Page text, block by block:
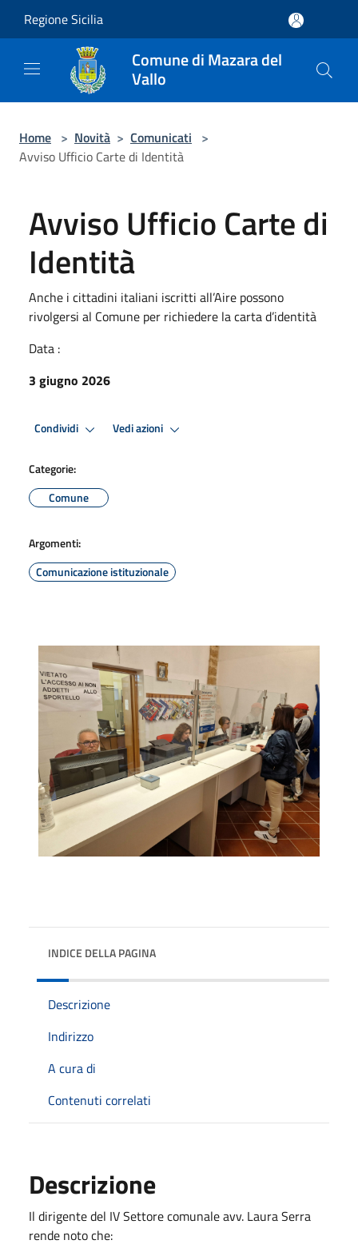
Regione Sicilia
Comune di Mazara del
Vallo
Home > Novità > Comunicati >
Avviso Ufficio Carte di Identità
Avviso Ufficio Carte di
Identità
Anche i cittadini italiani iscritti all’Aire possono
rivolgersi al Comune per richiedere la carta d’identità
Data :
3 giugno 2026
Condividi Vedi azioni
Categorie:
Comune
Argomenti:
Comunicazione istituzionale
INDICE DELLA PAGINA
Descrizione
Indirizzo
A cura di
Contenuti correlati
Descrizione
Il dirigente del IV Settore comunale avv. Laura Serra
rende noto che: